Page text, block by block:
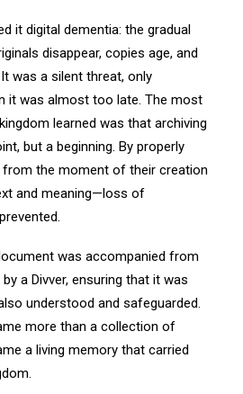
it digital dementia: the gradual
disappear, copies age, and
was a silent threat, only
it was almost too late. The most
learned was that archiving
but a beginning. By properly
the moment of their creation
and meaning—loss of
was accompanied from
a Divver, ensuring that it was
understood and safeguarded.
more than a collection of
a living memory that carried